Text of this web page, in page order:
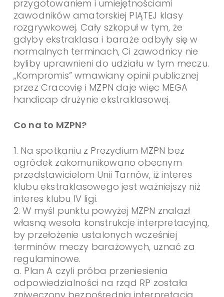
przygotowaniem i umiejętnościami
zawodników amatorskiej PIĄTEJ klasy
rozgrywkowej. Cały szkopuł w tym, że
gdyby ekstraklasa i baraże odbyły się w
normalnych terminach, Ci zawodnicy nie
byliby uprawnieni do udziału w tym meczu.
„Kompromis” wmawiany opinii publicznej
przez Cracovię i MZPN daje więc MEGA
handicap drużynie ekstraklasowej.
Co na to MZPN?
1. Na spotkaniu z Prezydium MZPN bez
ogródek zakomunikowano obecnym
przedstawicielom Unii Tarnów, iż interes
klubu ekstraklasowego jest ważniejszy niż
interes klubu IV ligi.
2. W myśl punktu powyżej MZPN znalazł
własną wesoła konstrukcje interpretacyjną,
by przełożenie ustalonych wcześniej
terminów meczy barażowych, uznać za
regulaminowe.
a. Plan A czyli próba przeniesienia
odpowiedzialności na rząd RP została